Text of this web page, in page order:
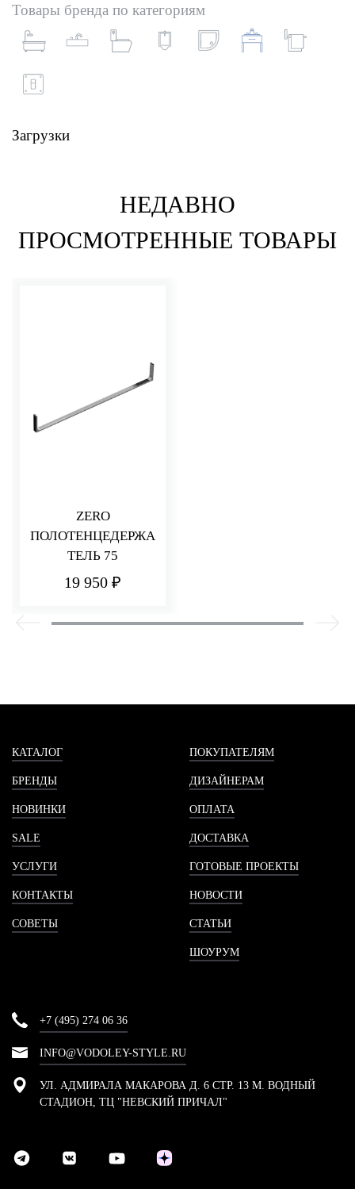
Товары бренда по категориям
Загрузки
НЕДАВНО
ПРОСМОТРЕННЫЕ ТОВАРЫ
ZERO
ПОЛОТЕНЦЕДЕРЖА
ТЕЛЬ 75
19 950 ₽
КАТАЛОГ
БРЕНДЫ
НОВИНКИ
SALE
УСЛУГИ
КОНТАКТЫ
СОВЕТЫ
ПОКУПАТЕЛЯМ
ДИЗАЙНЕРАМ
ОПЛАТА
ДОСТАВКА
ГОТОВЫЕ ПРОЕКТЫ
НОВОСТИ
СТАТЬИ
ШОУРУМ
+7 (495) 274 06 36
INFO@VODOLEY-STYLE.RU
УЛ. АДМИРАЛА МАКАРОВА Д. 6 СТР. 13 М. ВОДНЫЙ
СТАДИОН, ТЦ "НЕВСКИЙ ПРИЧАЛ"